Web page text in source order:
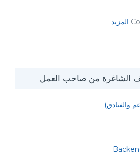
المزيد
الشاغرة من صاحب العمل
والفنادق)